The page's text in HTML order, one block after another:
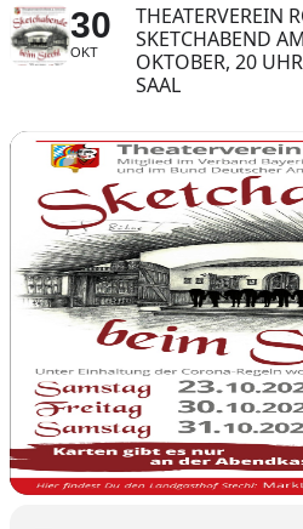
30
OKT
THEATERVEREIN
SKETCHABEND
OKTOBER, 20
SAAL